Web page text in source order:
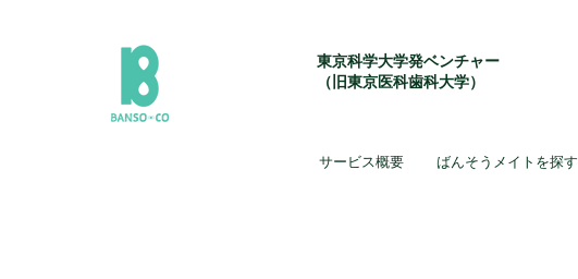
東京科学大学発ベンチャー
（旧東京医科歯科大学）
サービス概要 ばんそうメイトを探す